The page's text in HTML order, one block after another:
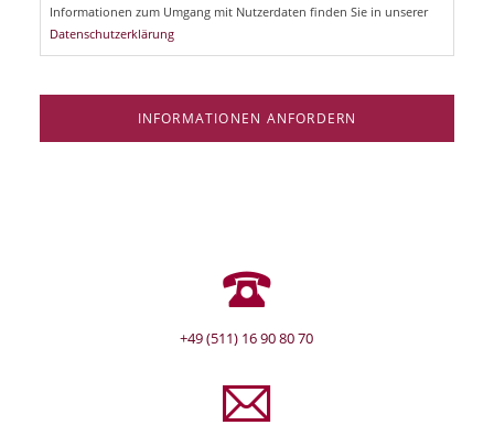
Informationen zum Umgang mit Nutzerdaten finden Sie in unserer
Datenschutzerklärung
INFORMATIONEN ANFORDERN
+49 (511) 16 90 80 70